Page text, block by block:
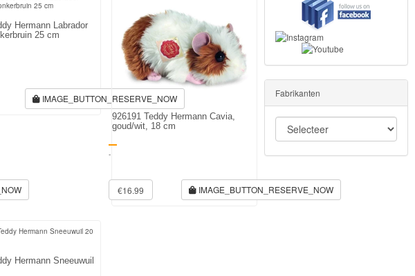
Hermann Labrador
25 cm
IMAGE_BUTTON_RESERVE_NOW
926191 Teddy Hermann Cavia,
goud/wit, 18 cm
-
€16.99 IMAGE_BUTTON_RESERVE_NOW
Hermann Sneeuwuil
Fabrikanten